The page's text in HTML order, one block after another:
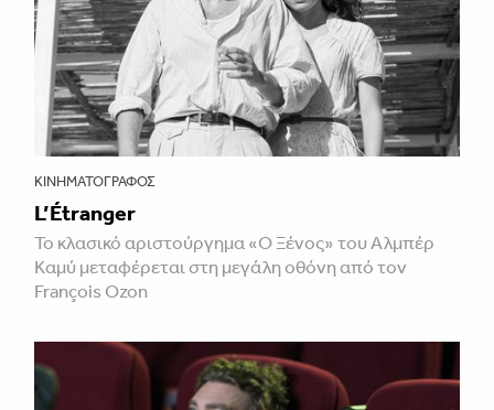
ΚΙΝΗΜΑΤΟΓΡΆΦΟΣ
L’Étranger
Το κλασικό αριστούργημα «Ο Ξένος» του Αλμπέρ
Καμύ μεταφέρεται στη μεγάλη οθόνη από τον
François Ozon